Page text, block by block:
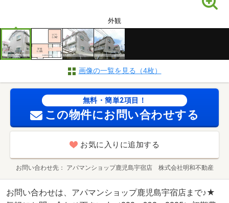
外観
画像の一覧を見る（4枚）
無料・簡単2項目！
この物件にお問い合わせする
お気に入りに追加する
お問い合わせ先 アパマンショップ鹿児島宇宿店 株式会社明和不動産
お問い合わせは、アパマンショップ鹿児島宇宿店まで♪★